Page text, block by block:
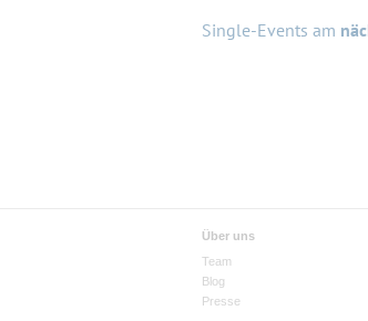
Single-Events am
Über uns
Team
Blog
Presse